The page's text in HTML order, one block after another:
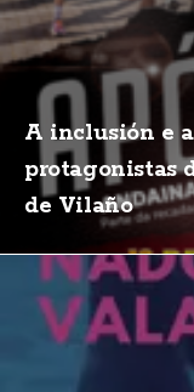
A inclusión e
protagonistas
de Vilaño